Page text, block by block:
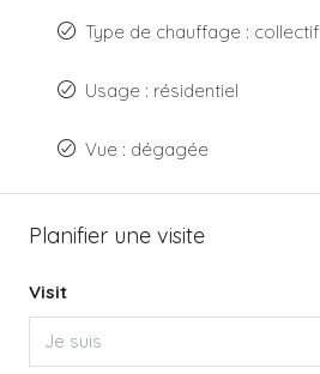
Type de chauffage : collectif
Usage : résidentiel
Vue : dégagée
Planifier une visite
Visit
Je suis